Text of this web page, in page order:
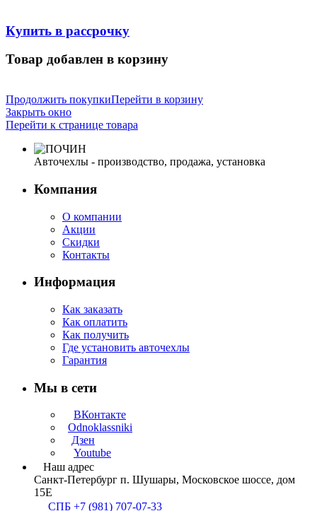
Купить в рассрочку
Товар добавлен в корзину
Продолжить покупкиПерейти в корзину
Закрыть окно
Перейти к странице товара
Авточехлы - производство, продажа, установка
Компания
О компании
Акции
Скидки
Контакты
Информация
Как заказать
Как оплатить
Как получить
Где установить авточехлы
Гарантия
Мы в сети
ВКонтакте
Odnoklassniki
Дзен
Youtube
Наш адрес
Санкт-Петербург п. Шушары, Московское шоссе, дом
15Е
СПБ +7 (981) 707-07-33